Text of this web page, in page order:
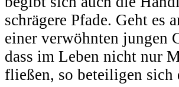
schrägere Pfade. Geht es
einer verwöhnten jungen
dass im Leben nicht nur
fließen, so beteiligen sich